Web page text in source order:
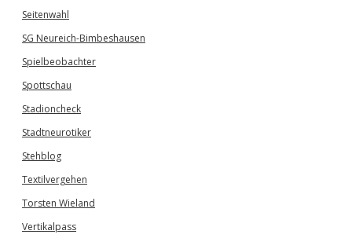
Seitenwahl
SG Neureich-Bimbeshausen
Spielbeobachter
Spottschau
Stadioncheck
Stadtneurotiker
Stehblog
Textilvergehen
Torsten Wieland
Vertikalpass